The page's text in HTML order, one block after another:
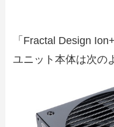
「Fractal Design
ユニット本体は次の